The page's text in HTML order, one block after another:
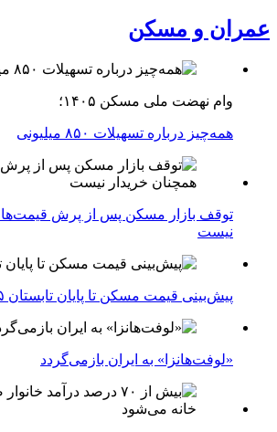
عمران و مسکن
وام نهضت ملی مسکن ۱۴۰۵؛
همه‌چیز درباره تسهیلات ۸۵۰ میلیونی
توقف بازار مسکن پس از پرش قیمت‌ها؛
نیست
پیش‌بینی قیمت مسکن تا پایان تابستان ۱۴۰۵
«لوفت‌هانزا» به ایران بازمی‌گردد